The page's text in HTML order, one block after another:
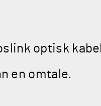
optisk
en omtale.